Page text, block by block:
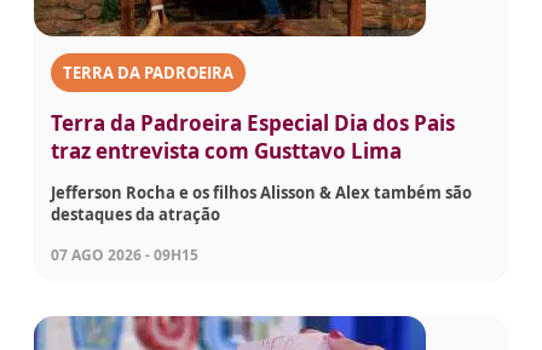
TERRA DA PADROEIRA
Terra da Padroeira Especial Dia dos Pais
traz entrevista com Gusttavo Lima
Jefferson Rocha e os filhos Alisson & Alex também são
destaques da atração
07 AGO 2026 - 09H15